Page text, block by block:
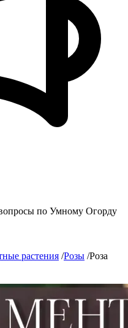
по Умному Огорду
растения /Розы /Роза